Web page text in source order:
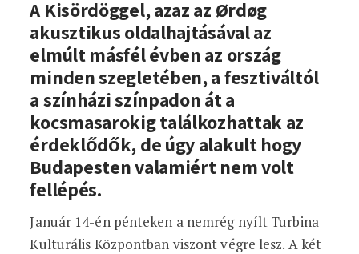
Pénteken Ørdøg-akusztik a Turbinában
A Kisördöggel, azaz az Ørdøg
akusztikus oldalhajtásával az
elmúlt másfél évben az ország
minden szegletében, a fesztiváltól
a színházi színpadon át a
kocsmasarokig találkozhattak az
érdeklődők, de úgy alakult hogy
Budapesten valamiért nem volt
fellépés.
Január 14-én pénteken a nemrég nyílt Turbina
Kulturális Központban viszont végre lesz. A két